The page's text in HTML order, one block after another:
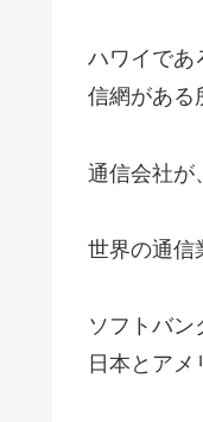
ハワイであ
信網がある
通信会社が
世界の通信
ソフトバ
日本とア